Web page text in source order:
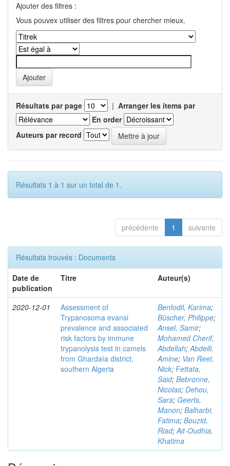
Ajouter des filtres :
Vous pouvex utiliser des filtres pour chercher mieux.
Résultats par page | Arranger les items par
En order
Auteurs par record
Résultats 1 à 1 sur un total de 1.
précédente 1 suivante
Résultats trouvés : Documents
Date de
publication
Titre Auteur(s)
2020-12-01
Assessment of
Trypanosoma evansi
prevalence and associated
risk factors by immune
trypanolysis test in camels
from Ghardaïa district,
southern Algeria
Benfodil, Karima;
Büscher, Philippe;
Ansel, Samir;
Mohamed Cherif,
Abdellah;Abdelli,
Amine; Van Reet,
Nick; Fettata,
Said; Bebronne,
Nicolas; Dehou,
Sara; Geerts,
Manon; Balharbi,
Fatima; Bouzid,
Riad;Ait-Oudhia,
Khatima